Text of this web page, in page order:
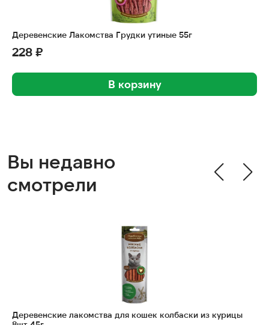
Деревенские Лакомства Грудки утиные 55г
228 ₽
В корзину
Вы недавно
смотрели
Деревенские лакомства для кошек колбаски из курицы